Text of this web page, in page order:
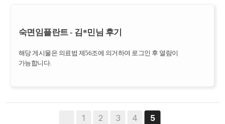
숙면임플란트 - 김*민님 후기
해당 게시물은 의료법 제56조에 의거하여 로그인 후 열람이
가능합니다.
1 2 3 4 5